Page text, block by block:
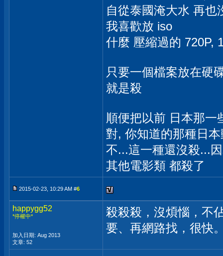
自從泰國淹大水 再也
我喜歡放 iso
什麼 壓縮過的 720P,
只要一個檔案放在硬
就是殺
順便把以前 日本那一
對, 你知道的那種日
不...這一種還沒殺...
其他電影類 都殺了
2015-02-23, 10:29 AM #6
happygg52
*停權中*
加入日期: Aug 2013
文章: 52
殺殺殺，沒煩惱，不
要、再網路找，很快